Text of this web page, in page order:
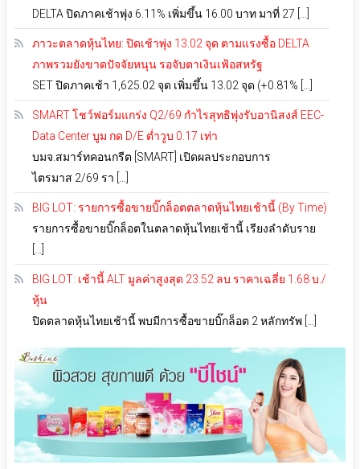
DELTA ปิดภาคเช้าพุ่ง 6.11% เพิ่มขึ้น 16.00 บาท มาที่ 27 […]
ภาวะตลาดหุ้นไทย: ปิดเช้าพุ่ง 13.02 จุด ตามแรงซื้อ DELTA
ภาพรวมยังขาดปัจจัยหนุน รอจับตาเงินเฟ้อสหรัฐ
SET ปิดภาคเช้า 1,625.02 จุด เพิ่มขึ้น 13.02 จุด (+0.81% […]
SMART โชว์ฟอร์มแกร่ง Q2/69 กำไรสุทธิพุ่งรับอานิสงส์ EEC-
Data Center บูม กด D/E ต่ำวูบ 0.17 เท่า
บมจ.สมาร์ทคอนกรีต [SMART] เปิดผลประกอบการ
ไตรมาส 2/69 รา […]
BIG LOT: รายการซื้อขายบิ๊กล็อตตลาดหุ้นไทยเช้านี้ (By Time)
รายการซื้อขายบิ๊กล็อตในตลาดหุ้นไทยเช้านี้ เรียงลำดับราย
BIG LOT: เช้านี้ ALT มูลค่าสูงสุด 23.52 ลบ.ราคาเฉลี่ย 1.68 บ./
หุ้น
ปิดตลาดหุ้นไทยเช้านี้ พบมีการซื้อขายบิ๊กล็อต 2 หลักทรัพ […]